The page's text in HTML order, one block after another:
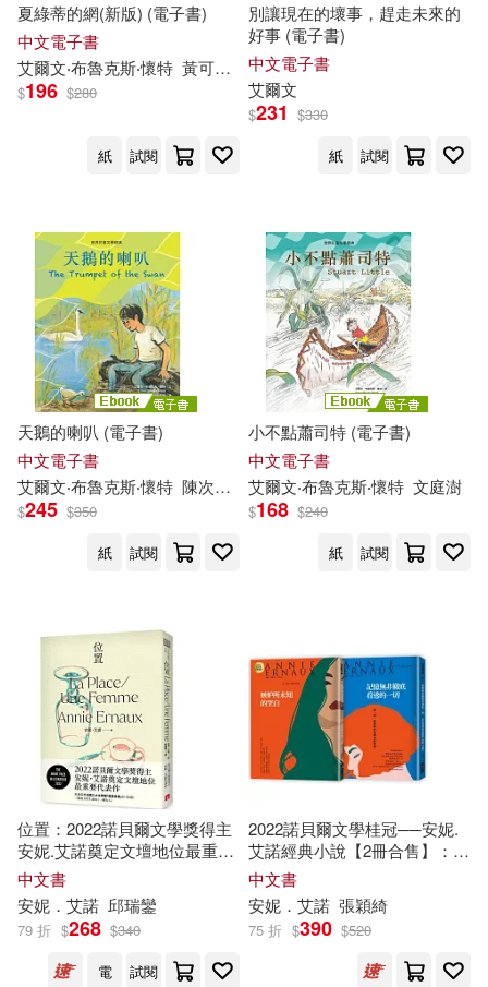
夏綠蒂的網(新版) (電子書)
中文電子書
艾爾文‧布魯克斯‧懷特 黃可凡 葛斯‧威廉斯（Garth Williams）
$196 $280
紙 試閱
別讓現在的壞事，趕走未來的
好事 (電子書)
中文電子書
艾爾文
$231 $330
紙
試閱
天鵝的喇叭 (電子書)
中文電子書
艾爾文‧布魯克斯‧懷特 陳次雲 愛德華‧弗拉斯欽諾（Edward
$245 $350
紙
試閱
小不點蕭司特 (電子書)
中文電子書
艾爾文‧布魯克斯‧懷特 文庭澍
$168 $240
紙
試閱
位置：2022諾貝爾文學獎得主
安妮.艾諾奠定文壇地位最重要
的代表作，收錄榮獲法國三大
文學獎「荷諾多獎」的《位
置》+凝視女性生命的《一個女
人》
中文書
安妮．艾諾 邱瑞鑾
79 折 $268 $340
電
試閱
2022諾貝爾文學桂冠──安妮.
艾諾經典小說【2冊合售】：
《嫉妒所未知的空白(2022年新
版)》、《記憶無非徹底看透的
一切(2022年新版)》
中文書
安妮．艾諾 張穎綺
75 折 $390 $520